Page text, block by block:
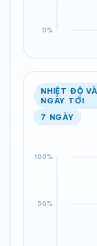
NHIỆT ĐỘ
NGÀY TỚI
7 NGÀY